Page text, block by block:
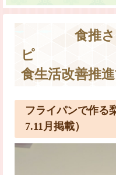
食推さん
ピ
食生活改善推進
フライパンで作る
7.11月掲載）